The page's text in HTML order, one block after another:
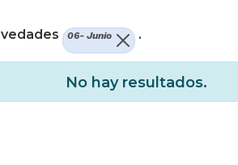
06- Junio .
No hay resultados.